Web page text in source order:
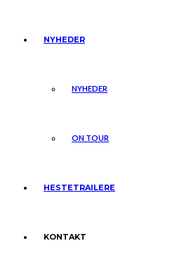
NYHEDER
NYHEDER
ON TOUR
HESTETRAILERE
KONTAKT